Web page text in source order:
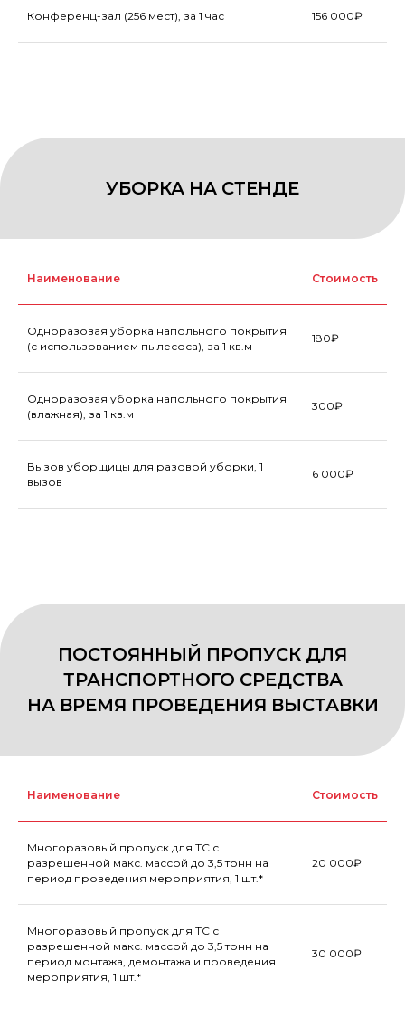
Конференц-зал (256 мест), за 1 час 156 000₽
Наименование Стоимость
Одноразовая уборка напольного покрытия
(с использованием пылесоса), за 1 кв.м
180₽
Одноразовая уборка напольного покрытия
(влажная), за 1 кв.м
300₽
Вызов уборщицы для разовой уборки, 1
вызов
6 000₽
Наименование Стоимость
Многоразовый пропуск для ТС с
разрешенной макс. массой до 3,5 тонн на
период проведения мероприятия, 1 шт.*
20 000₽
Многоразовый пропуск для ТС с
разрешенной макс. массой до 3,5 тонн на
период монтажа, демонтажа и проведения
мероприятия, 1 шт.*
30 000₽
МУЛЬТИМЕДИЙНОЕ ОБОРУДОВАНИЕ
ЭЛЕКТРОПОДКЛЮЧЕНИЕ